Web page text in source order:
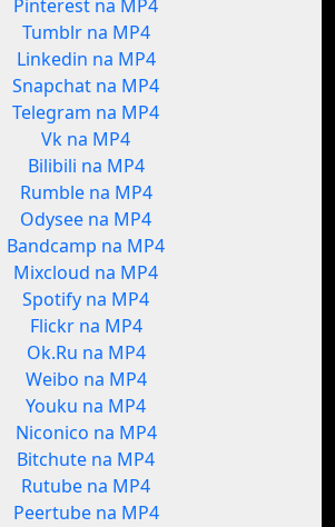
Pinterest na MP4
Tumblr na MP4
Linkedin na MP4
Snapchat na MP4
Telegram na MP4
Vk na MP4
Bilibili na MP4
Rumble na MP4
Odysee na MP4
Bandcamp na MP4
Mixcloud na MP4
Spotify na MP4
Flickr na MP4
Ok.Ru na MP4
Weibo na MP4
Youku na MP4
Niconico na MP4
Bitchute na MP4
Rutube na MP4
Peertube na MP4